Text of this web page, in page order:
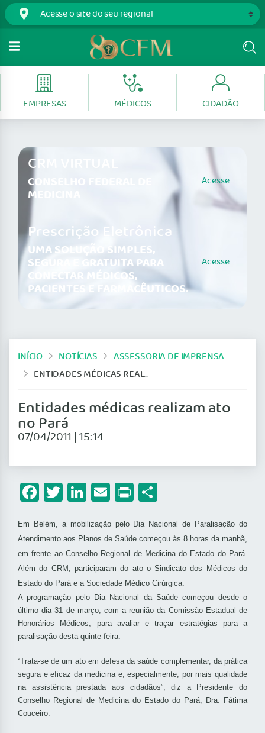
EMPRESAS MÉDICOS CIDADÃO
CRM VIRTUAL
CONSELHO FEDERAL DE
MEDICINA
Acesse
Prescrição Eletrônica
UMA SOLUÇÃO SIMPLES,
SEGURA E GRATUITA PARA
CONECTAR MÉDICOS,
PACIENTES E FARMACÊUTICOS.
Acesse
INÍCIO NOTÍCIAS
ASSESSORIA DE IMPRENSA
ENTIDADES MÉDICAS REALIZAM ATO NO PARÁ
Entidades médicas realizam ato
no Pará
07/04/2011 | 15:14
Facebook
Twitter
LinkedIn
Email
Print
Em Belém, a mobilização pelo Dia Nacional de Paralisação do
Atendimento aos Planos de Saúde começou às 8 horas da manhã,
em frente ao Conselho Regional de Medicina do Estado do Pará.
Além do CRM, participaram do ato o Sindicato dos Médicos do
Estado do Pará e a Sociedade Médico Cirúrgica.
A programação pelo Dia Nacional da Saúde começou desde o
último dia 31 de março, com a reunião da Comissão Estadual de
Honorários Médicos, para avaliar e traçar estratégias para a
paralisação desta quinte-feira.
“Trata-se de um ato em defesa da saúde complementar, da prática
segura e eficaz da medicina e, especialmente, por mais qualidade
na assistência prestada aos cidadãos”, diz a Presidente do
Conselho Regional de Medicina do Estado do Pará, Dra. Fátima
Couceiro.